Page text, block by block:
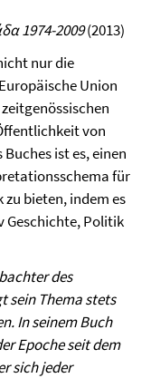
1974-2009(2013)
nur die
Union
von
ist es, einen
für
bieten, indem es
Politik
des
sein Thema stets
In seinem Buch
Epoche seit dem
sich jeder